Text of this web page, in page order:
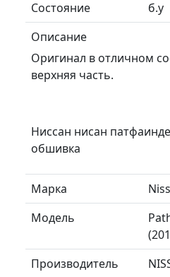
Состояние
б.у
Описание
Оригинал в отличном
верхняя часть.
Ниссан нисан
обшивка
Марка
Модель
Производитель